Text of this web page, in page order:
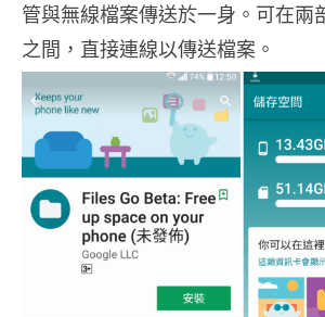
管與無線檔案傳送於一身。可在
之間，直接連線以傳送檔案。